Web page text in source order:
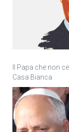
Il Papa che non
Casa Bianca